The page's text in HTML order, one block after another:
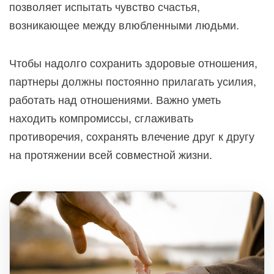
позволяет испытать чувство счастья,
возникающее между влюбленными людьми.
Чтобы надолго сохранить здоровые отношения,
партнеры должны постоянно прилагать усилия,
работать над отношениями. Важно уметь
находить компромиссы, сглаживать
противоречия, сохранять влечение друг к другу
на протяжении всей совместной жизни.